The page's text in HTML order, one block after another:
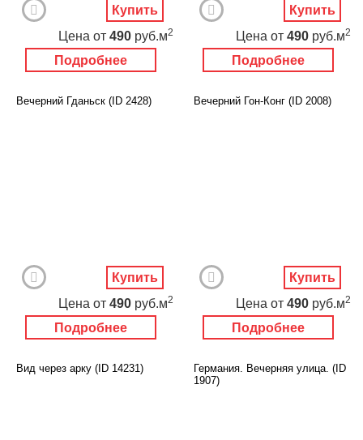
Подробнее
Цена от 490 руб.м2
Купить
Подробнее
Цена от 490 руб.м2
Купить
Вечерний Гданьск (ID 2428)
Подробнее
Цена от 490 руб.м2
Купить
Вечерний Гон-Конг (ID 2008)
Подробнее
Цена от 490 руб.м2
Купить
Вид через арку (ID 14231)
Германия. Вечерняя улица. (ID
1907)